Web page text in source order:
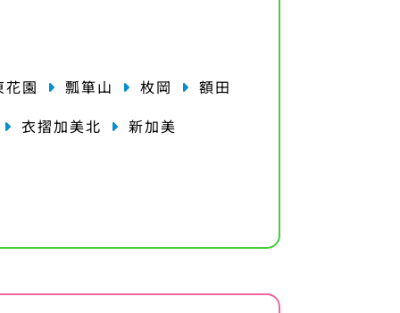
花園 瓢箪山 枚岡
額田
衣摺加美北
新加美